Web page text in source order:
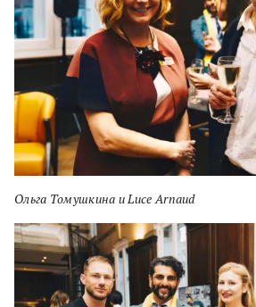
Ольга Томушкина и Luce Arnaud